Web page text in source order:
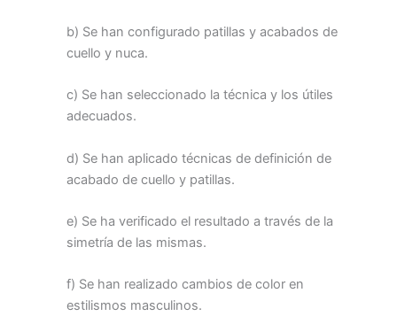
b) Se han configurado patillas y acabados de
cuello y nuca.
c) Se han seleccionado la técnica y los útiles
adecuados.
d) Se han aplicado técnicas de definición de
acabado de cuello y patillas.
e) Se ha verificado el resultado a través de la
simetría de las mismas.
f) Se han realizado cambios de color en
estilismos masculinos.